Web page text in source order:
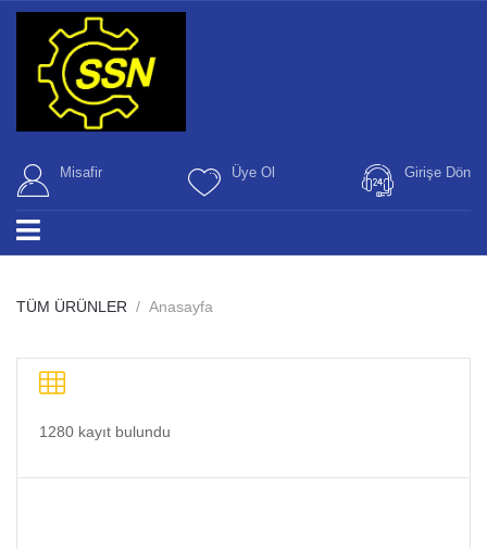
Misafir Üye Ol Girişe Dön
TÜM ÜRÜNLER Anasayfa
1280 kayıt bulundu